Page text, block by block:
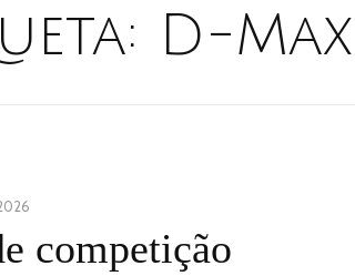
D-Max
2026
competição